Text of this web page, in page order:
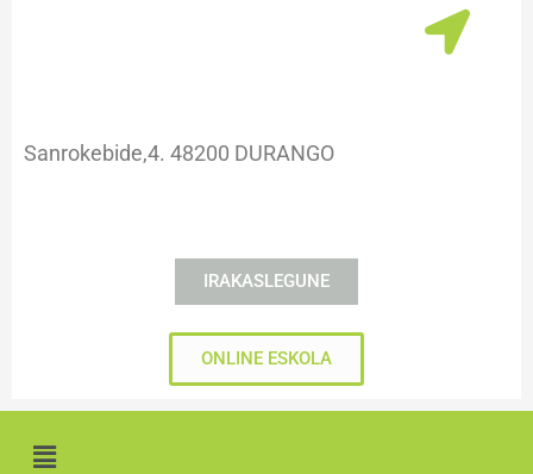
Sanrokebide,4. 48200 DURANGO
IRAKASLEGUNE
ONLINE ESKOLA
Menú